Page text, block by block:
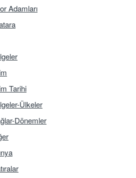
Adamları
Tarihi
Ülkeler
Dönemler